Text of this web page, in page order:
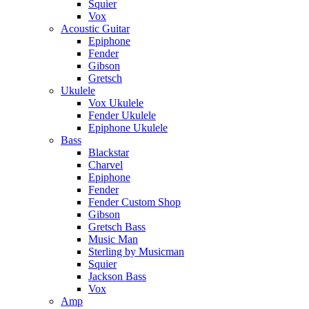
Squier
Vox
Acoustic Guitar
Epiphone
Fender
Gibson
Gretsch
Ukulele
Vox Ukulele
Fender Ukulele
Epiphone Ukulele
Bass
Blackstar
Charvel
Epiphone
Fender
Fender Custom Shop
Gibson
Gretsch Bass
Music Man
Sterling by Musicman
Squier
Jackson Bass
Vox
Amp